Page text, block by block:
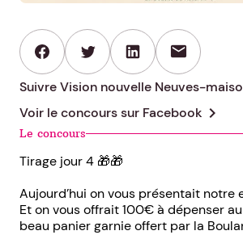
mail
Suivre Vision nouvelle Neuves-
Voir le concours sur Facebook chevron_right
Le concours
Tirage jour 4 🎁🎁
Aujourd’hui on vous présentait notre
Et on vous offrait 100€ à dépenser
beau panier garnie offert par la